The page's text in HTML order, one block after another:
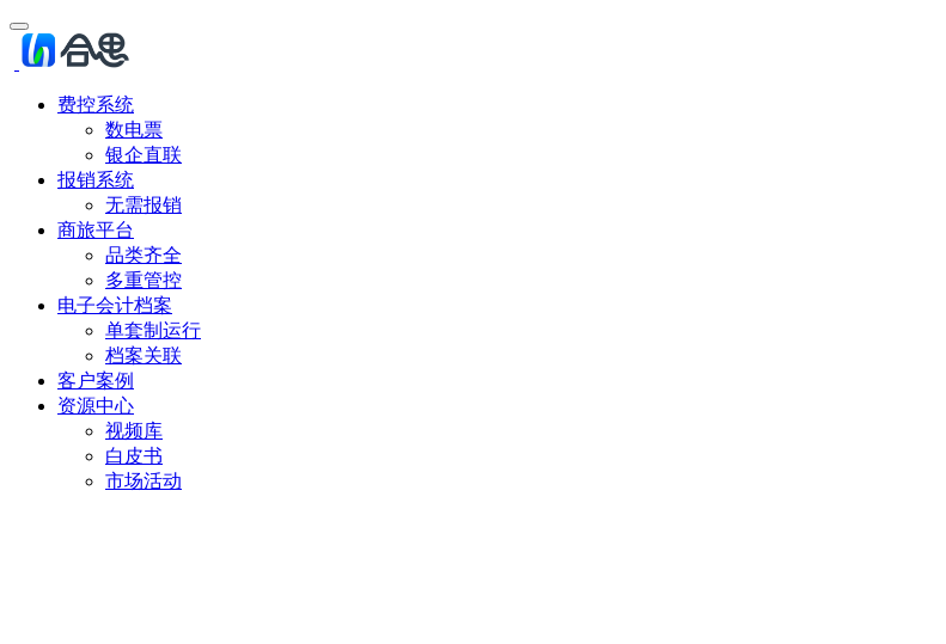
费控系统
数电票
银企直联
报销系统
无需报销
商旅平台
品类齐全
多重管控
电子会计档案
单套制运行
档案关联
客户案例
资源中心
视频库
白皮书
市场活动